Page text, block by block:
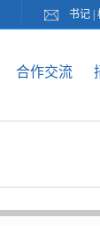
书记
合作交流